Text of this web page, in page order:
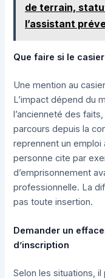
de terrain,
l’assistant
Que faire si le
Une mention au
L’impact dépend du
l’ancienneté des
parcours depuis la
reprennent un emploi
personne cite par
d’emprisonnement
professionnelle. La
pas toute insertion.
Demander un
d’inscription
Selon les situations,